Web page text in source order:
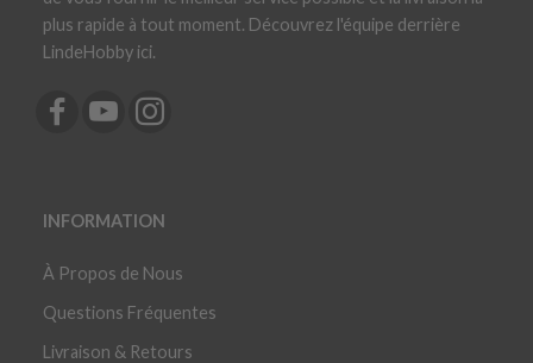
plus rapide à tout moment. Découvrez l'équipe derrière
LindeHobby ici.
INFORMATION
À Propos de Nous
Questions Fréquentes
Livraison & Retours